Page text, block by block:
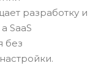
разработку и
SaaS
без